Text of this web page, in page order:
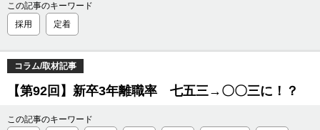
この記事のキーワード
採用
定着
コラム/取材記事
【第92回】新卒3年離職率 七五三→〇〇三に！？
この記事のキーワード